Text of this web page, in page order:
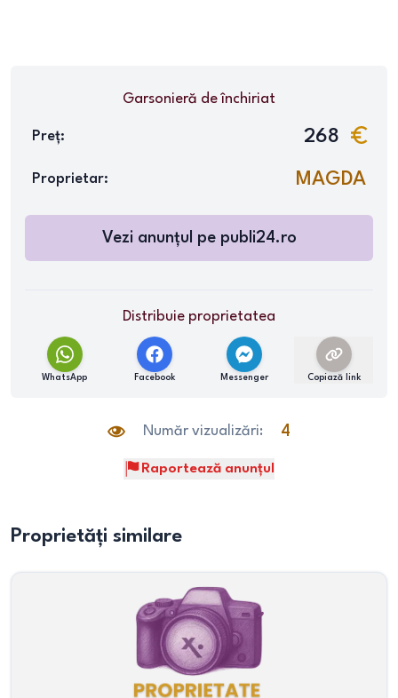
Garsonieră de închiriat
Preț: 268
Proprietar: MAGDA
Vezi anunțul pe publi24.ro
Distribuie proprietatea
WhatsApp Facebook Messenger Copiază link
Număr vizualizări: 4
Raportează anunțul
Proprietăți similare